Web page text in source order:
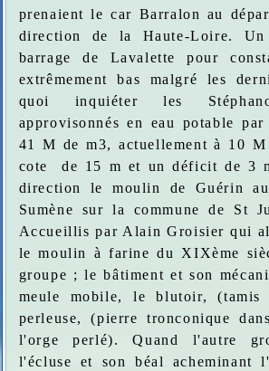
prenaient le car Barralon au
direction de la Haute-Loire. Un
barrage de Lavalette pour
extrêmement bas malgré les
quoi inquiéter les
approvisonnés en eau potable
41 M de m3, actuellement à 10
cote de 15 m et un déficit de 3
direction le moulin de Guérin
Sumène sur la commune de St
Accueillis par Alain Groisier qui
le moulin à farine du XIXème
groupe ; le bâtiment et son
meule mobile, le blutoir,
perleuse, (pierre tronconique
l'orge perlé). Quand l'autre
l'écluse et son béal acheminant